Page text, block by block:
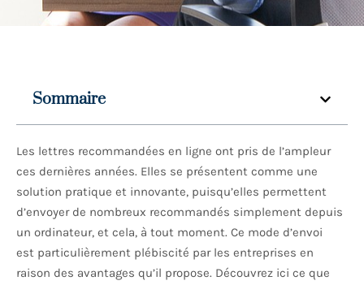
Sommaire
Les lettres recommandées en ligne ont pris de l’ampleur
ces dernières années. Elles se présentent comme une
solution pratique et innovante, puisqu’elles permettent
d’envoyer de nombreux recommandés simplement depuis
un ordinateur, et cela, à tout moment. Ce mode d’envoi
est particulièrement plébiscité par les entreprises en
raison des avantages qu’il propose. Découvrez ici ce que